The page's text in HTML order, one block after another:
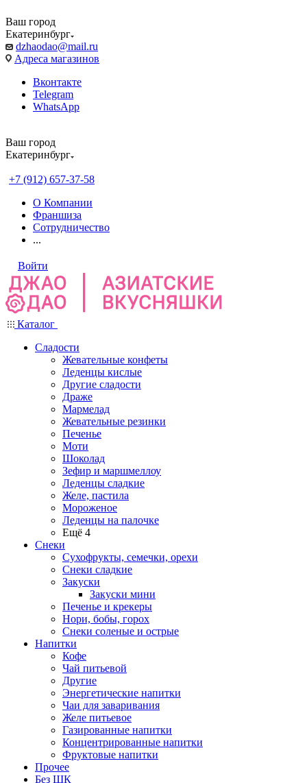
Ваш город
Екатеринбург
dzhaodao@mail.ru
Адреса магазинов
Вконтакте
Telegram
WhatsApp
Ваш город
Екатеринбург
+7 (912) 657-37-58
О Компании
Франшиза
Сотрудничество
...
Войти
Каталог
Сладости
Жевательные конфеты
Леденцы кислые
Другие сладости
Драже
Мармелад
Жевательные резинки
Печенье
Моти
Шоколад
Зефир и маршмеллоу
Леденцы сладкие
Желе, пастила
Мороженое
Леденцы на палочке
Ещё 4
Снеки
Сухофрукты, семечки, орехи
Снеки сладкие
Закуски
Закуски мини
Печенье и крекеры
Нори, бобы, горох
Снеки соленые и острые
Напитки
Кофе
Чай питьевой
Другие
Энергетические напитки
Чаи для заваривания
Желе питьевое
Газированные напитки
Концентрированные напитки
Фруктовые напитки
Прочее
Без ШК